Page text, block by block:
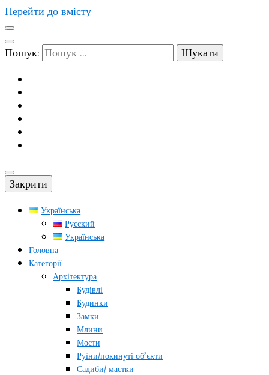
Перейти до вмісту
Пошук:
Закрити
Українська
Русский
Українська
Головна
Категорії
Архітектура
Будівлі
Будинки
Замки
Млини
Мости
Руїни/покинуті об’єкти
Садиби/ маєтки